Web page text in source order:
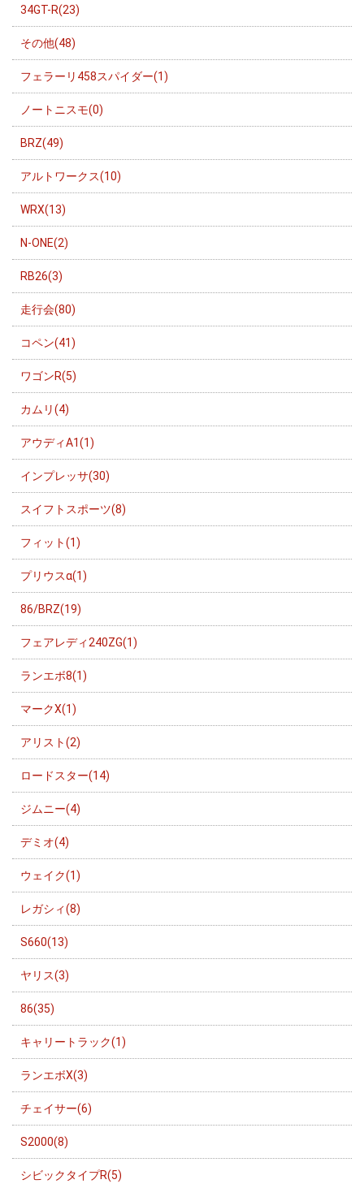
34GT-R(23)
その他(48)
フェラーリ458スパイダー(1)
ノートニスモ(0)
BRZ(49)
アルトワークス(10)
WRX(13)
N-ONE(2)
RB26(3)
走行会(80)
コペン(41)
ワゴンR(5)
カムリ(4)
アウディA1(1)
インプレッサ(30)
スイフトスポーツ(8)
フィット(1)
プリウスα(1)
86/BRZ(19)
フェアレディ240ZG(1)
ランエボ8(1)
マークX(1)
アリスト(2)
ロードスター(14)
ジムニー(4)
デミオ(4)
ウェイク(1)
レガシィ(8)
S660(13)
ヤリス(3)
86(35)
キャリートラック(1)
ランエボX(3)
チェイサー(6)
S2000(8)
シビックタイプR(5)